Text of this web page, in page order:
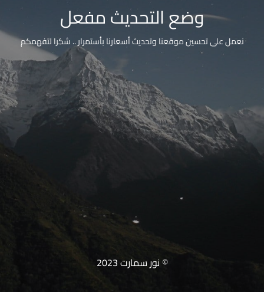
وضع التحديث مفعل
نعمل على تحسين موقعنا وتحديث أسعارنا بأستمرار .. شكرا لتفهمكم
© نور سمارت 2023